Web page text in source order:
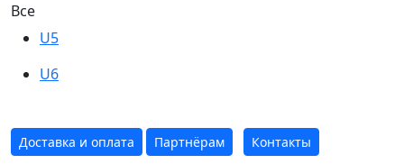
Все
U5
U6
Доставка и оплата Партнёрам Контакты